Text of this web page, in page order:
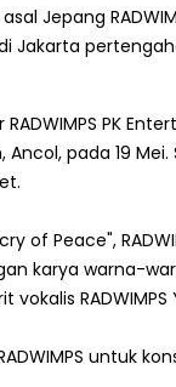
Jepang
Jakarta
PK
pada 19 Mei.
of Peace",
karya warna-
RADWIMPS
untuk